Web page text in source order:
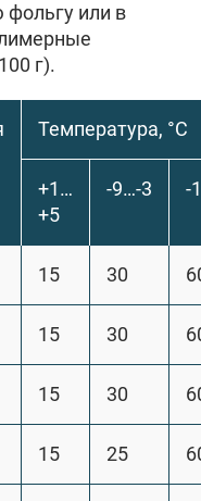
или в
г).
Температура, °С
+1…
+5
-9…-3 -
15 30
15 30
15 30
15 25